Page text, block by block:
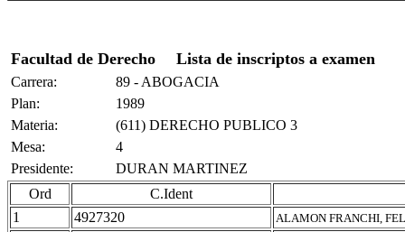
Facultad de Derecho Lista de inscriptos a examen
Carrera:
89 - ABOGACIA
Plan:
1989
Materia:
(611) DERECHO PUBLICO 3
Mesa:
4
Presidente:
DURAN MARTINEZ
Ord
C.Ident
1
4927320 ALAMON FRANCHI,